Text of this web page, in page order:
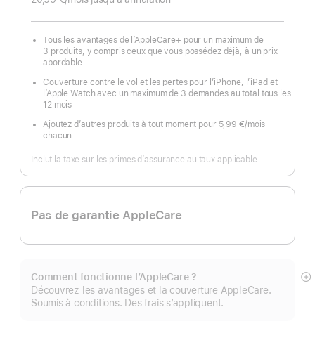
Tous les avantages de l’AppleCare+ pour un maximum de
3 produits, y compris ceux que vous possédez déjà, à un prix
abordable
Couverture contre le vol et les pertes pour l’iPhone, l’iPad et
l’Apple Watch avec un maximum de 3 demandes au total tous les
12 mois
Ajoutez d’autres produits à tout moment pour 5,99 €/mois
chacun
Inclut la taxe sur les primes d’assurance au taux applicable
Pas de garantie AppleCare
Comment fonctionne l’AppleCare ?
Découvrez les avantages et la couverture AppleCare.
Soumis à conditions. Des frais s’appliquent.